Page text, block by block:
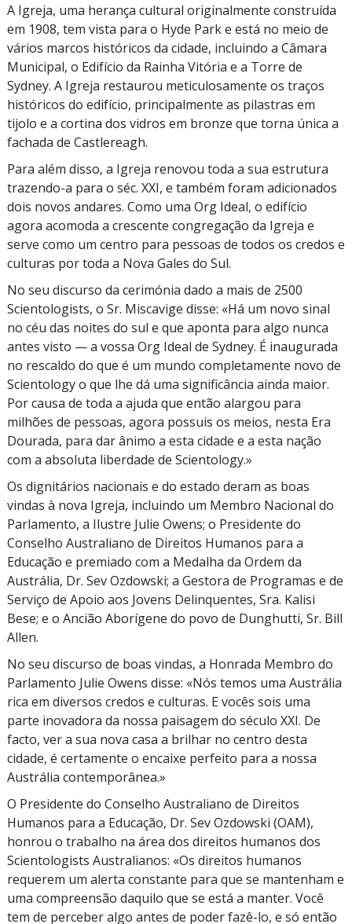
A Igreja, uma herança cultural originalmente construída
em 1908, tem vista para o Hyde Park e está no meio de
vários marcos históricos da cidade, incluindo a Câmara
Municipal, o Edifício da Rainha Vitória e a Torre de
Sydney. A Igreja restaurou meticulosamente os traços
históricos do edifício, principalmente as pilastras em
tijolo e a cortina dos vidros em bronze que torna única a
fachada de Castlereagh.
Para além disso, a Igreja renovou toda a sua estrutura
trazendo-a para o séc. XXI, e também foram adicionados
dois novos andares. Como uma Org Ideal, o edifício
agora acomoda a crescente congregação da Igreja e
serve como um centro para pessoas de todos os credos e
culturas por toda a Nova Gales do Sul.
No seu discurso da cerimónia dado a mais de 2500
Scientologists, o Sr. Miscavige disse: «Há um novo sinal
no céu das noites do sul e que aponta para algo nunca
antes visto — a vossa Org Ideal de Sydney. É inaugurada
no rescaldo do que é um mundo completamente novo de
Scientology o que lhe dá uma significância ainda maior.
Por causa de toda a ajuda que então alargou para
milhões de pessoas, agora possuis os meios, nesta Era
Dourada, para dar ânimo a esta cidade e a esta nação
com a absoluta liberdade de Scientology.»
Os dignitários nacionais e do estado deram as boas
vindas à nova Igreja, incluindo um Membro Nacional do
Parlamento, a Ilustre Julie Owens; o Presidente do
Conselho Australiano de Direitos Humanos para a
Educação e premiado com a Medalha da Ordem da
Austrália, Dr. Sev Ozdowski; a Gestora de Programas e de
Serviço de Apoio aos Jovens Delinquentes, Sra. Kalisi
Bese; e o Ancião Aborígene do povo de Dunghutti, Sr. Bill
Allen.
No seu discurso de boas vindas, a Honrada Membro do
Parlamento Julie Owens disse: «Nós temos uma Austrália
rica em diversos credos e culturas. E vocês sois uma
parte inovadora da nossa paisagem do século XXI. De
facto, ver a sua nova casa a brilhar no centro desta
cidade, é certamente o encaixe perfeito para a nossa
Austrália contemporânea.»
O Presidente do Conselho Australiano de Direitos
Humanos para a Educação, Dr. Sev Ozdowski (OAM),
honrou o trabalho na área dos direitos humanos dos
Scientologists Australianos: «Os direitos humanos
requerem um alerta constante para que se mantenham e
uma compreensão daquilo que se está a manter. Você
tem de perceber algo antes de poder fazê-lo, e só então